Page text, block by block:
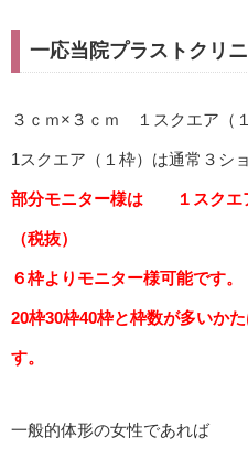
一応当院プラストクリ
３ｃｍ×３ｃｍ １スクエア（１
1スクエア（１枠）は通常３シ
部分モニター様は １スクエ
（税抜）
６枠よりモニター様可能です。
20枠30枠40枠と枠数が多いか
す。
一般的体形の女性であれば